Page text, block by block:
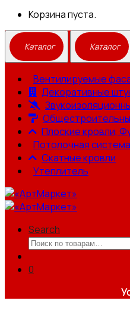
Корзина пуста.
Вентилируемые
Декоративные
Плоские кровли,
Потолочная система
Скатные кровли
Утеплитель
Search
Искать:
0